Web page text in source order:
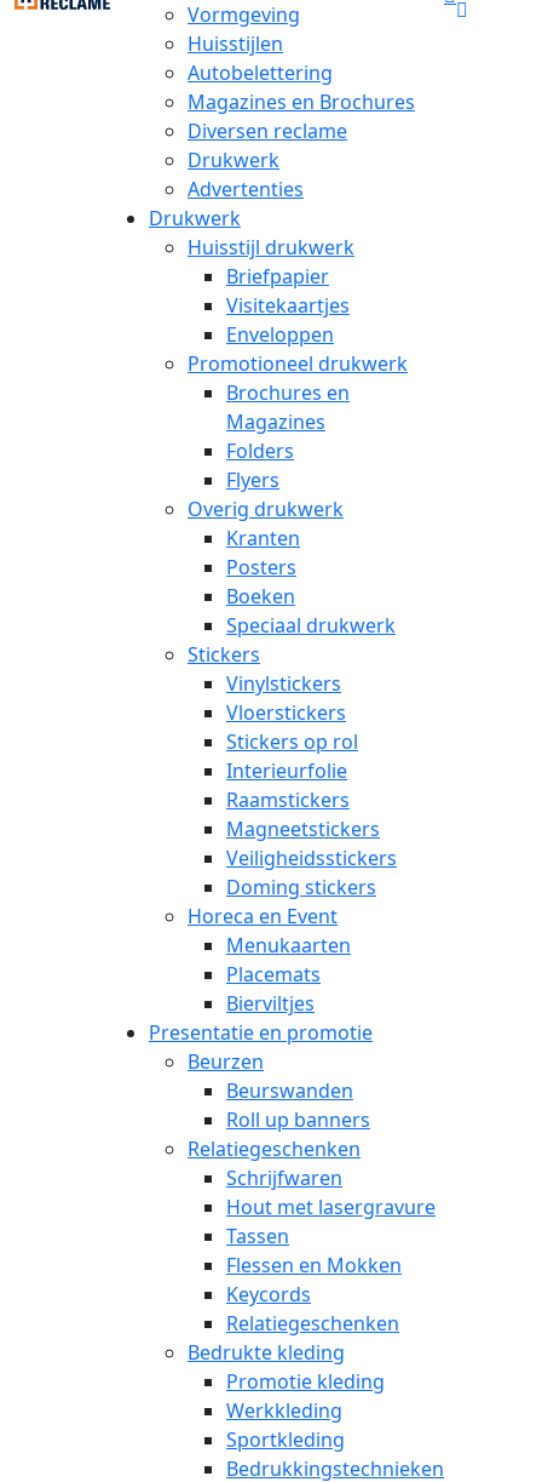
Vormgeving
Huisstijlen
Autobelettering
Magazines en Brochures
Diversen reclame
Drukwerk
Advertenties
Drukwerk
Huisstijl drukwerk
Briefpapier
Visitekaartjes
Enveloppen
Promotioneel drukwerk
Brochures en
Magazines
Folders
Flyers
Overig drukwerk
Kranten
Posters
Boeken
Speciaal drukwerk
Stickers
Vinylstickers
Vloerstickers
Stickers op rol
Interieurfolie
Raamstickers
Magneetstickers
Veiligheidsstickers
Doming stickers
Horeca en Event
Menukaarten
Placemats
Bierviltjes
Presentatie en promotie
Beurzen
Beurswanden
Roll up banners
Relatiegeschenken
Schrijfwaren
Hout met lasergravure
Tassen
Flessen en Mokken
Keycords
Relatiegeschenken
Bedrukte kleding
Promotie kleding
Werkkleding
Sportkleding
Bedrukkingstechnieken